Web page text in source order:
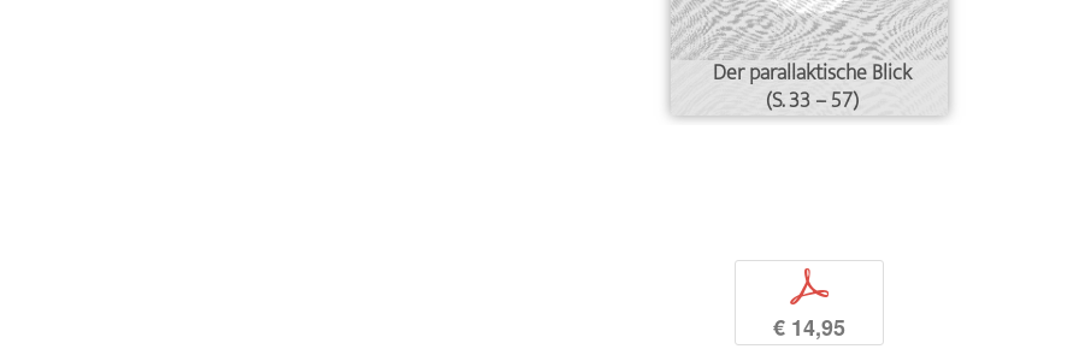
Der parallaktische Blick
(S. 33 – 57)
p
€ 14,95